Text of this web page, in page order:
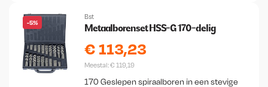
-5%
Bst
Metaalborenset HSS-G 170-delig
€113,23
Meestal:€ 119,19
170 Geslepen spiraalboren in een stevige